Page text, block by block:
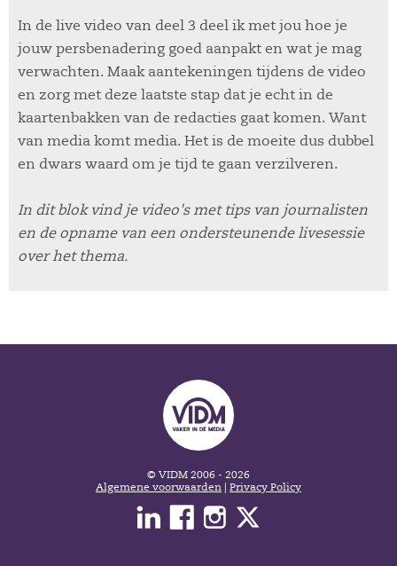
In de live video van deel 3 deel ik met jou hoe je
jouw persbenadering goed aanpakt en wat je mag
verwachten. Maak aantekeningen tijdens de video
en zorg met deze laatste stap dat je echt in de
kaartenbakken van de redacties gaat komen. Want
van media komt media. Het is de moeite dus dubbel
en dwars waard om je tijd te gaan verzilveren.
In dit blok vind je video's met tips van journalisten
en de opname van een ondersteunende livesessie
over het thema.
© VIDM 2006 - 2026
Algemene voorwaarden
Privacy Policy